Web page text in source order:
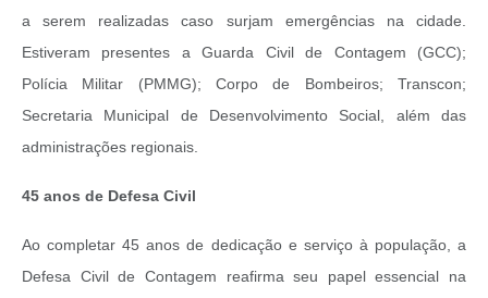
a serem realizadas caso surjam emergências na cidade.
Estiveram presentes a Guarda Civil de Contagem (GCC);
Polícia Militar (PMMG); Corpo de Bombeiros; Transcon;
Secretaria Municipal de Desenvolvimento Social, além das
administrações regionais.
45 anos de Defesa Civil
Ao completar 45 anos de dedicação e serviço à população, a
Defesa Civil de Contagem reafirma seu papel essencial na